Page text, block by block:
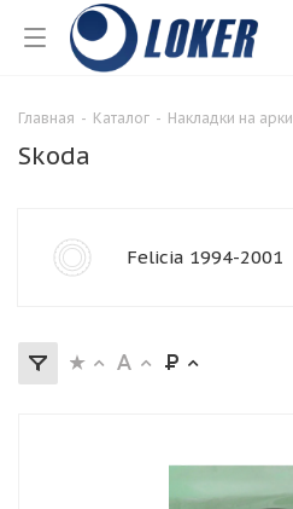
Главная - Каталог - Накладки на арки
Skoda
Felicia 1994-2001